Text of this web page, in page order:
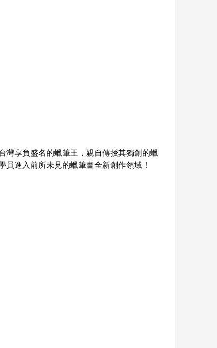
灣享負盛名的蠟筆王，親自傳授其獨創的蠟
進入前所未見的蠟筆畫全新創作領域！